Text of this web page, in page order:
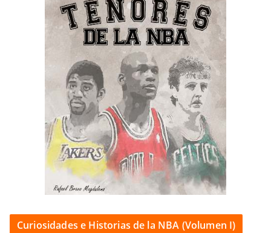
Curiosidades e Historias de la NBA (Volumen I)